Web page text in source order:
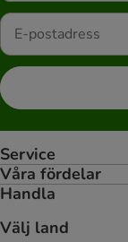
Service
Våra fördelar
Handla
Välj land